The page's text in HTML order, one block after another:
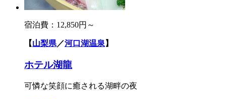
宿泊費： 12,850円～
【山梨県／河口湖温泉】
ホテル湖龍
可憐な笑顔に癒される湖畔の夜